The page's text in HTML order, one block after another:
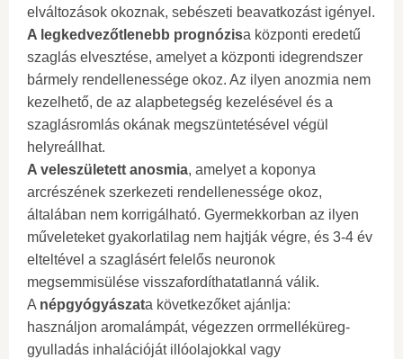
elváltozások okoznak, sebészeti beavatkozást igényel.
A legkedvezőtlenebb prognózisa központi eredetű
szaglás elvesztése, amelyet a központi idegrendszer
bármely rendellenessége okoz. Az ilyen anozmia nem
kezelhető, de az alapbetegség kezelésével és a
szaglásromlás okának megszüntetésével végül
helyreállhat.
A veleszületett anosmia, amelyet a koponya
arcrészének szerkezeti rendellenessége okoz,
általában nem korrigálható. Gyermekkorban az ilyen
műveleteket gyakorlatilag nem hajtják végre, és 3-4 év
elteltével a szaglásért felelős neuronok
megsemmisülése visszafordíthatatlanná válik.
A népgyógyászata következőket ajánlja:
használjon aromalámpát, végezzen orrmelléküreg-
gyulladás inhalációját illóolajokkal vagy